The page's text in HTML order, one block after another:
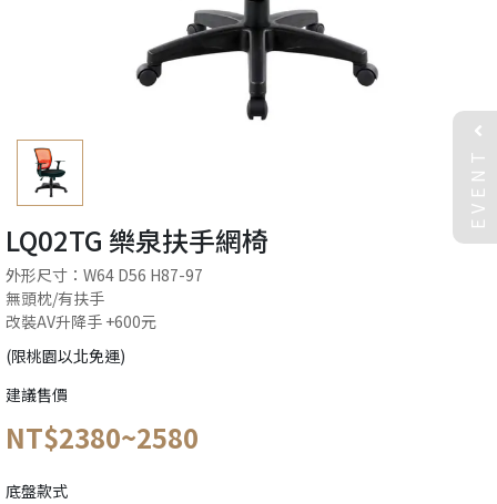
LQ02TG 樂泉扶手網椅
外形尺寸：W64 D56 H87-97
無頭枕/有扶手
改裝AV升降手 +600元
(限桃園以北免運)
建議售價
NT$2380~2580
底盤款式
EVENT